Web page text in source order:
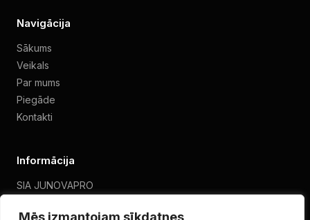
Mēs izmantojam sīkdatnes
Navigācija
Sākums
Veikals
Par mums
Piegāde
Kontakti
Informācija
SIA JUNOVAPRO